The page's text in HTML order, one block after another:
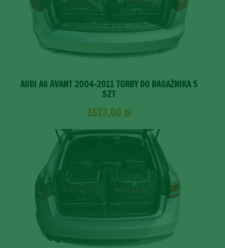
AUDI A6 AVANT 2004-2011 TORBY DO BAGAŻNIKA 5
SZT
1523,00 zł